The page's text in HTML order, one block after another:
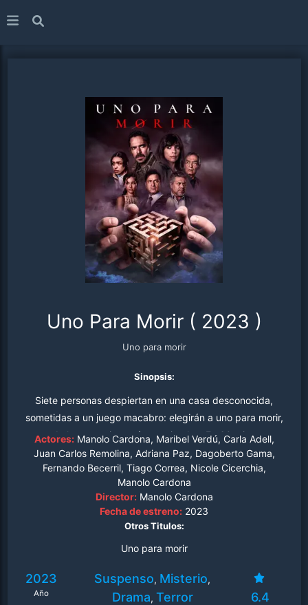
Uno Para Morir ( 2023 )
Uno para morir
Sinopsis:
Siete personas despiertan en una casa desconocida,
sometidas a un juego macabro: elegirán a uno para morir,
de lo contrario, serán asesinados. En 60 min.,
descubrirán que los une un oscuro pasado.
Actores: Manolo Cardona, Maribel Verdú, Carla Adell,
Juan Carlos Remolina, Adriana Paz, Dagoberto Gama,
Fernando Becerril, Tiago Correa, Nicole Cicerchia,
Manolo Cardona
Director: Manolo Cardona
Fecha de estreno: 2023
Otros Titulos:
Uno para morir
2023
Año
Suspenso, Misterio,
Drama, Terror 6.4